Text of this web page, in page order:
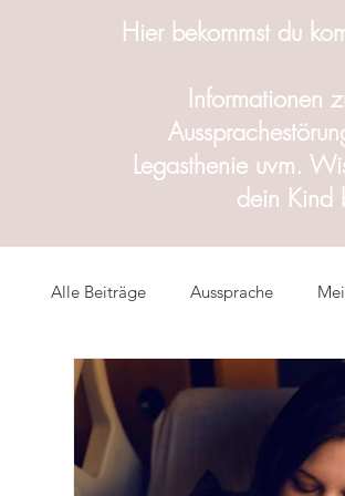
Hier bekommst du
Informationen
Legasthenie uvm.
dein Kind
Alle Beiträge Aussprache
Digitale Medien für Kinder
Sprachentwicklungsstörung